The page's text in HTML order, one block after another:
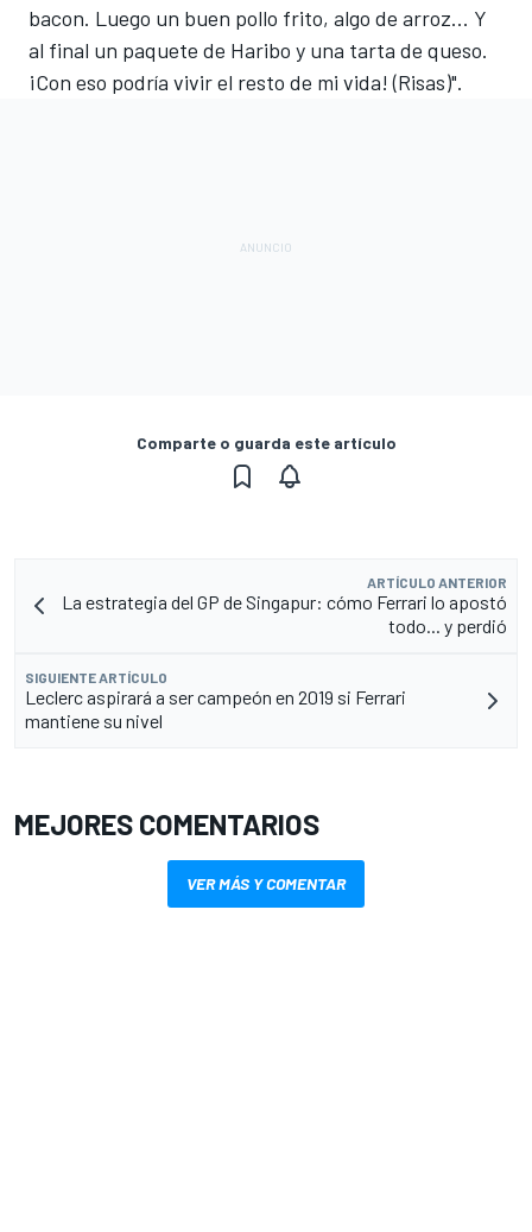
bacon. Luego un buen pollo frito, algo de arroz... Y
al final un paquete de Haribo y una tarta de queso.
¡Con eso podría vivir el resto de mi vida! (Risas)".
Comparte o guarda este artículo
ARTÍCULO ANTERIOR
La estrategia del GP de Singapur: cómo Ferrari lo apostó
todo... y perdió
SIGUIENTE ARTÍCULO
Leclerc aspirará a ser campeón en 2019 si Ferrari
mantiene su nivel
MEJORES COMENTARIOS
VER MÁS Y COMENTAR